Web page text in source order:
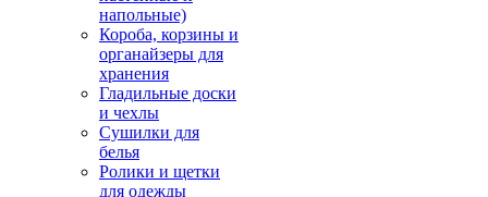
напольные)
Короба, корзины и
органайзеры для
хранения
Гладильные доски
и чехлы
Сушилки для
белья
Ролики и щетки
для одежды